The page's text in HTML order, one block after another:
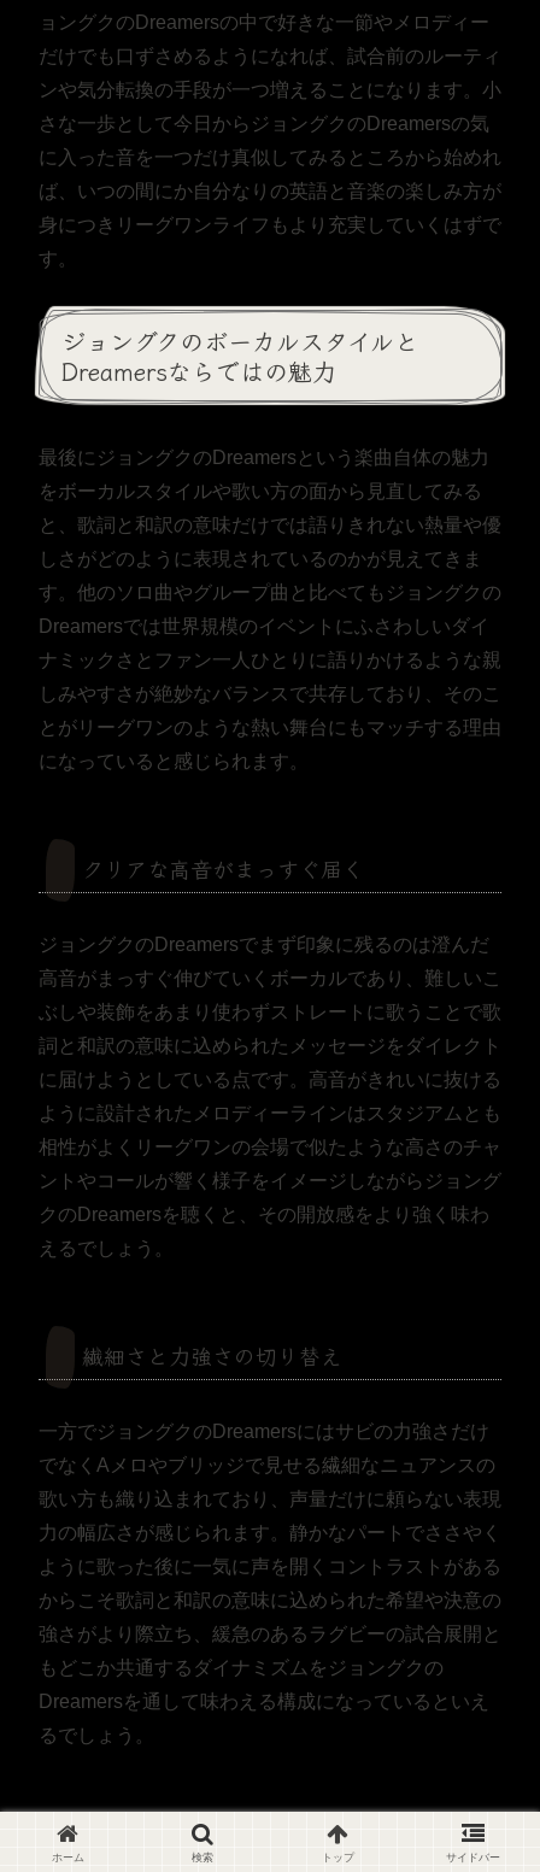
ョングクのDreamersの中で好きな一節やメロディー
だけでも口ずさめるようになれば、試合前のルーティ
ンや気分転換の手段が一つ増えることになります。小
さな一歩として今日からジョングクのDreamersの気
に入った音を一つだけ真似してみるところから始めれ
ば、いつの間にか自分なりの英語と音楽の楽しみ方が
身につきリーグワンライフもより充実していくはずで
す。
ジョングクのボーカルスタイルと
Dreamersならではの魅力
最後にジョングクのDreamersという楽曲自体の魅力
をボーカルスタイルや歌い方の面から見直してみる
と、歌詞と和訳の意味だけでは語りきれない熱量や優
しさがどのように表現されているのかが見えてきま
す。他のソロ曲やグループ曲と比べてもジョングクの
Dreamersでは世界規模のイベントにふさわしいダイ
ナミックさとファン一人ひとりに語りかけるような親
しみやすさが絶妙なバランスで共存しており、そのこ
とがリーグワンのような熱い舞台にもマッチする理由
になっていると感じられます。
クリアな高音がまっすぐ届く
ジョングクのDreamersでまず印象に残るのは澄んだ
高音がまっすぐ伸びていくボーカルであり、難しいこ
ぶしや装飾をあまり使わずストレートに歌うことで歌
詞と和訳の意味に込められたメッセージをダイレクト
に届けようとしている点です。高音がきれいに抜ける
ように設計されたメロディーラインはスタジアムとも
相性がよくリーグワンの会場で似たような高さのチャ
ントやコールが響く様子をイメージしながらジョング
クのDreamersを聴くと、その開放感をより強く味わ
えるでしょう。
繊細さと力強さの切り替え
一方でジョングクのDreamersにはサビの力強さだけ
でなくAメロやブリッジで見せる繊細なニュアンスの
歌い方も織り込まれており、声量だけに頼らない表現
力の幅広さが感じられます。静かなパートでささやく
ように歌った後に一気に声を開くコントラストがある
からこそ歌詞と和訳の意味に込められた希望や決意の
強さがより際立ち、緩急のあるラグビーの試合展開と
もどこか共通するダイナミズムをジョングクの
Dreamersを通して味わえる構成になっているといえ
るでしょう。
ライブパフォーマンスで際立つ一体感
ホーム 検索 トップ サイドバー